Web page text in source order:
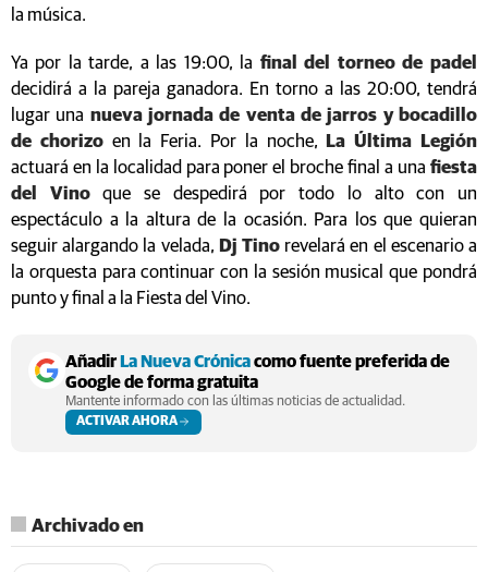
la música.
Ya por la tarde, a las 19:00, la final del torneo de padel
decidirá a la pareja ganadora. En torno a las 20:00, tendrá
lugar una nueva jornada de venta de jarros y bocadillo
de chorizoen la Feria. Por la noche,
La Última Legión
actuará en la localidad para poner el broche final a una fiesta
del Vinoque se despedirá por todo lo alto con un
espectáculo a la altura de la ocasión. Para los que quieran
seguir alargando la velada, Dj Tinorevelará en el escenario a
la orquesta para continuar con la sesión musical que pondrá
punto y final a la Fiesta del Vino.
AñadirLa Nueva Crónicacomo fuente preferida de
Google de forma gratuita
Mantente informado con las últimas noticias de actualidad.
ACTIVAR AHORA
Archivado en